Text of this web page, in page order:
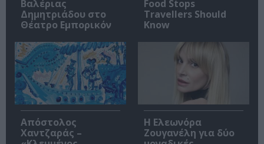
Βαλέριας
Δημητριάδου στο
Θέατρο Εμπορικόν
Food Stops
Travellers Should
Know
Απόστολος
Χαντζαράς –
Η Ελεωνόρα
Ζουγανέλη για δύο